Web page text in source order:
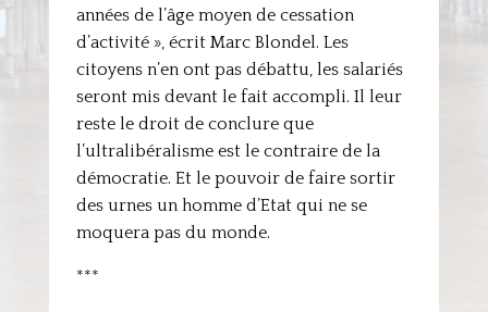
années de l’âge moyen de cessation
d’activité », écrit Marc Blondel. Les
citoyens n’en ont pas débattu, les salariés
seront mis devant le fait accompli. Il leur
reste le droit de conclure que
l’ultralibéralisme est le contraire de la
démocratie. Et le pouvoir de faire sortir
des urnes un homme d’Etat qui ne se
moquera pas du monde.
***